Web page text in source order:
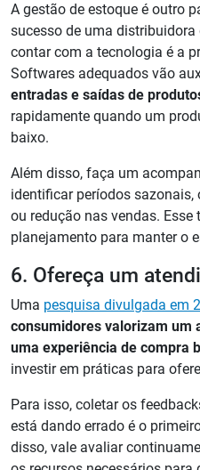
A gestão de estoque é outro
sucesso de uma distribuidora
contar com a tecnologia é a
Softwares adequados vão
entradas e saídas de
rapidamente quando um
baixo.
Além disso, faça um
identificar períodos
ou redução nas vendas.
planejamento para manter o
6. Ofereça um
Uma pesquisa divulgada em
consumidores valorizam um
uma experiência de compra
investir em práticas para
Para isso, coletar os
está dando errado é o
disso, vale avaliar